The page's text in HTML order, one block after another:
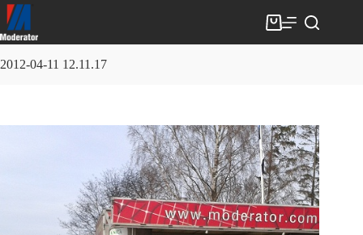
Skip
to
content
Shopping
cart
2012-04-11 12.11.17